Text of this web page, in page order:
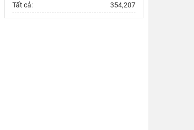
Tất cả:
354,207